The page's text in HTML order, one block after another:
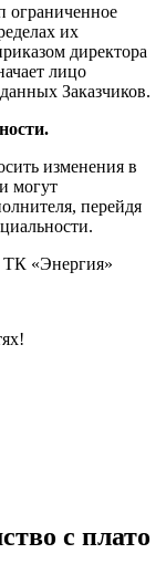
ограниченное
их
директора
лицо
Заказчиков.
изменения в
могут
перейдя
«Энергия»
с плато